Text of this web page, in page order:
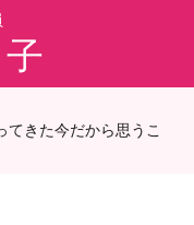
てきた今だから思うこ